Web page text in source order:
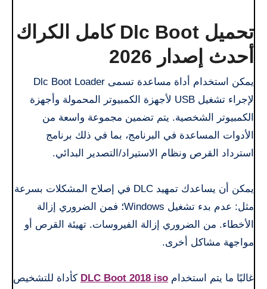
تحميل Dlc Boot كامل الكراك
أحدث إصدار 2026
يمكن استخدام أداة مساعدة تسمى Dlc Boot Loader
لإجراء تشغيل USB لأجهزة الكمبيوتر المحمولة وأجهزة
الكمبيوتر الشخصية. يتم تضمين مجموعة واسعة من
الأدوات المساعدة في البرنامج، بما في ذلك برنامج
استرداد القرص ونظام الاستيراد/التصدير البدائي.
يمكن أن يساعدك تمهيد DLC في إصلاح المشكلات بسرعة
مثل: عدم بدء تشغيل Windows؛ فمن الضروري إزالة
الأخطاء. من الضروري إزالة الفيروسات. تهيئة القرص أو
مواجهة مشاكل أخرى.
غالبًا ما يتم استخدام DLC Boot 2018 iso كأداة للتشخيص